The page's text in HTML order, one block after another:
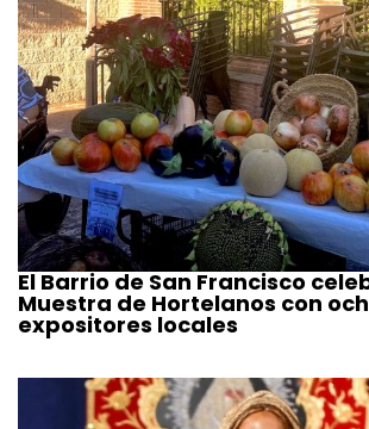
El Barrio de San Francisco
Muestra de Hortelanos con
expositores locales